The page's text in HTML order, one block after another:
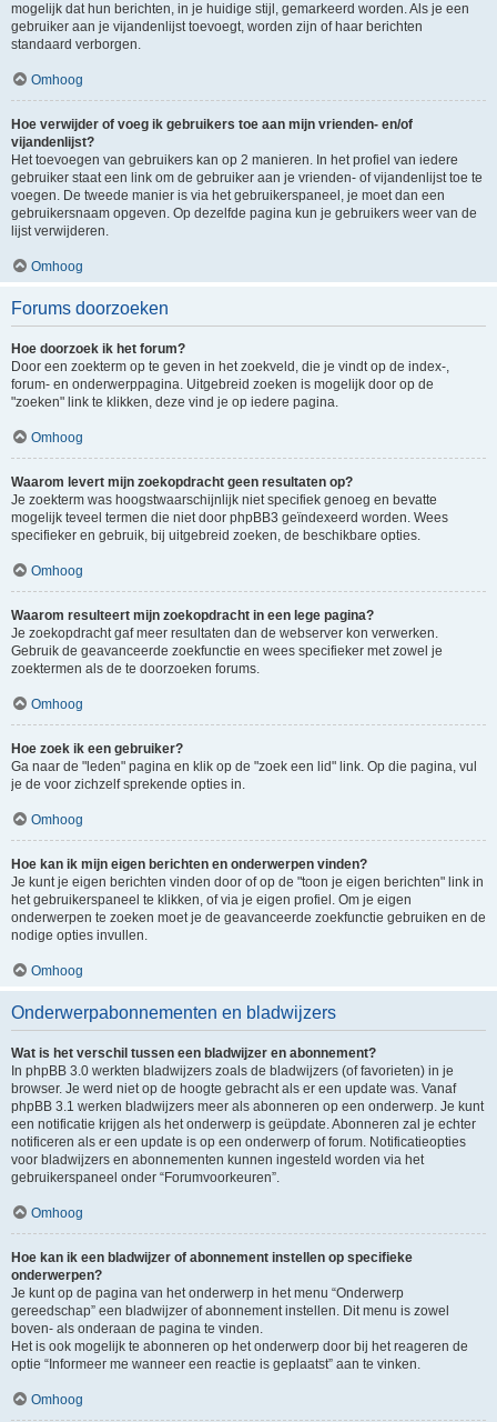
mogelijk dat hun berichten, in je huidige stijl, gemarkeerd worden. Als je een
gebruiker aan je vijandenlijst toevoegt, worden zijn of haar berichten
standaard verborgen.
Omhoog
Hoe verwijder of voeg ik gebruikers toe aan mijn vrienden- en/of
vijandenlijst?
Het toevoegen van gebruikers kan op 2 manieren. In het profiel van iedere
gebruiker staat een link om de gebruiker aan je vrienden- of vijandenlijst toe te
voegen. De tweede manier is via het gebruikerspaneel, je moet dan een
gebruikersnaam opgeven. Op dezelfde pagina kun je gebruikers weer van de
lijst verwijderen.
Omhoog
Forums doorzoeken
Hoe doorzoek ik het forum?
Door een zoekterm op te geven in het zoekveld, die je vindt op de index-,
forum- en onderwerppagina. Uitgebreid zoeken is mogelijk door op de
"zoeken" link te klikken, deze vind je op iedere pagina.
Omhoog
Waarom levert mijn zoekopdracht geen resultaten op?
Je zoekterm was hoogstwaarschijnlijk niet specifiek genoeg en bevatte
mogelijk teveel termen die niet door phpBB3 geïndexeerd worden. Wees
specifieker en gebruik, bij uitgebreid zoeken, de beschikbare opties.
Omhoog
Waarom resulteert mijn zoekopdracht in een lege pagina?
Je zoekopdracht gaf meer resultaten dan de webserver kon verwerken.
Gebruik de geavanceerde zoekfunctie en wees specifieker met zowel je
zoektermen als de te doorzoeken forums.
Omhoog
Hoe zoek ik een gebruiker?
Ga naar de "leden" pagina en klik op de "zoek een lid" link. Op die pagina, vul
je de voor zichzelf sprekende opties in.
Omhoog
Hoe kan ik mijn eigen berichten en onderwerpen vinden?
Je kunt je eigen berichten vinden door of op de "toon je eigen berichten" link in
het gebruikerspaneel te klikken, of via je eigen profiel. Om je eigen
onderwerpen te zoeken moet je de geavanceerde zoekfunctie gebruiken en de
nodige opties invullen.
Omhoog
Onderwerpabonnementen en bladwijzers
Wat is het verschil tussen een bladwijzer en abonnement?
In phpBB 3.0 werkten bladwijzers zoals de bladwijzers (of favorieten) in je
browser. Je werd niet op de hoogte gebracht als er een update was. Vanaf
phpBB 3.1 werken bladwijzers meer als abonneren op een onderwerp. Je kunt
een notificatie krijgen als het onderwerp is geüpdate. Abonneren zal je echter
notificeren als er een update is op een onderwerp of forum. Notificatieopties
voor bladwijzers en abonnementen kunnen ingesteld worden via het
gebruikerspaneel onder “Forumvoorkeuren”.
Omhoog
Hoe kan ik een bladwijzer of abonnement instellen op specifieke
onderwerpen?
Je kunt op de pagina van het onderwerp in het menu “Onderwerp
gereedschap” een bladwijzer of abonnement instellen. Dit menu is zowel
boven- als onderaan de pagina te vinden.
Het is ook mogelijk te abonneren op het onderwerp door bij het reageren de
optie “Informeer me wanneer een reactie is geplaatst” aan te vinken.
Omhoog